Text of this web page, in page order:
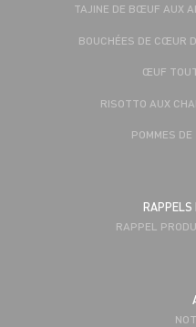
TAJINE DE BŒUF AUX
BOUCHÉES DE CŒUR
ŒUF
RISOTTO AUX
POMMES
RAPPELS
RAPPEL